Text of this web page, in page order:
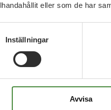
eller som de har
Inställningar
Avvisa
Relaterade
2026
är över – nu